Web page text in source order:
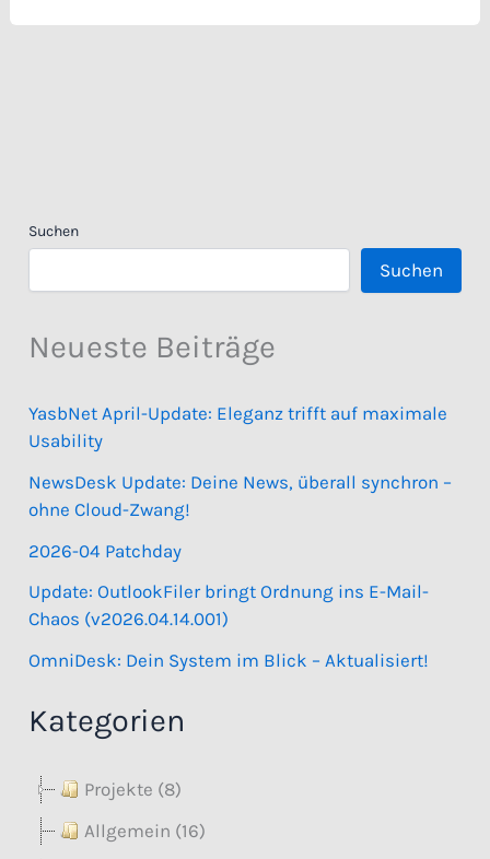
Suchen
Suchen
Neueste Beiträge
YasbNet April-Update: Eleganz trifft auf maximale
Usability
NewsDesk Update: Deine News, überall synchron –
ohne Cloud-Zwang!
2026-04 Patchday
Update: OutlookFiler bringt Ordnung ins E-Mail-
Chaos (v2026.04.14.001)
OmniDesk: Dein System im Blick – Aktualisiert!
Kategorien
Projekte (8)
Allgemein (16)